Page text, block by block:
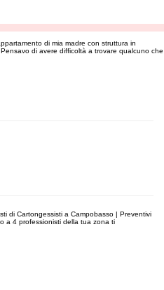
di mia madre con struttura in
di avere difficoltà a trovare qualcuno che
di Cartongessisti a Campobasso | Preventivi
a 4 professionisti della tua zona ti